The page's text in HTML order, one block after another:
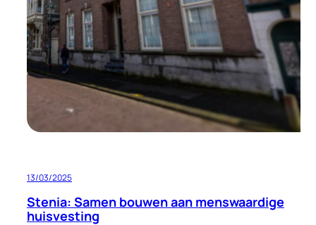
13/03/2025
Stenia: Samen bouwen aan menswaardige
huisvesting